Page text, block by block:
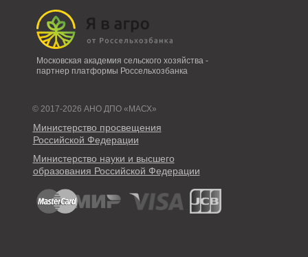
Московская академия сельского хозяйства -
партнер платформы Россельхозбанка
© 2017-2026 АНО ДПО «МАСХ»
Министерство просвещения
Российской Федерации
Министерство науки и высшего
образования Российской Федерации